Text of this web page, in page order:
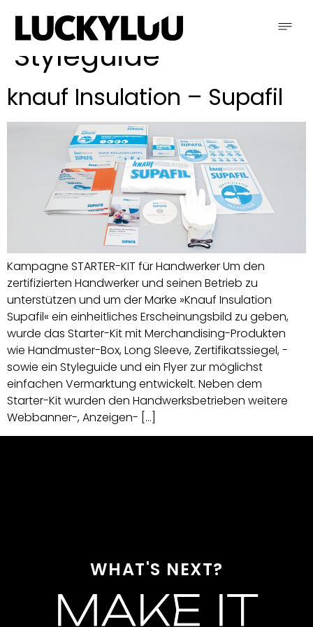
Schlagwort:
Styleguide
knauf Insulation – Supafil
Kampagne STARTER-KIT für Handwerker Um den
zertifizierten Handwerker und seinen Betrieb zu
unterstützen und um der Marke »Knauf Insulation
Supafil« ein einheitliches ­Erscheinungsbild zu geben,
wurde das Starter-Kit mit Merchandising-Produkten
wie Handmuster-Box, Long Sleeve, Zertifikatssiegel, ­
sowie ein Styleguide und ein Flyer zur möglichst
einfachen Vermarktung entwickelt. Neben dem
Starter-Kit wurden den Handwerksbetrieben weitere
Webbanner-, Anzeigen- […]
WHAT'S NEXT?
MAKE IT